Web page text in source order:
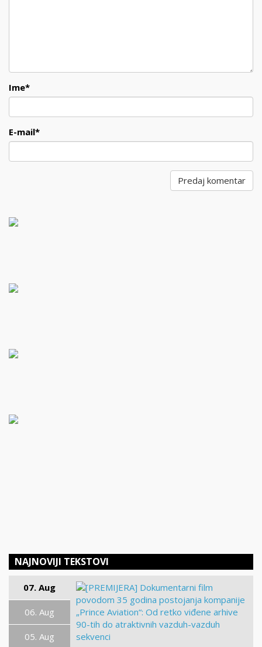
Ime*
E-mail*
NAJNOVIJI TEKSTOVI
07. Aug
06. Aug
05. Aug